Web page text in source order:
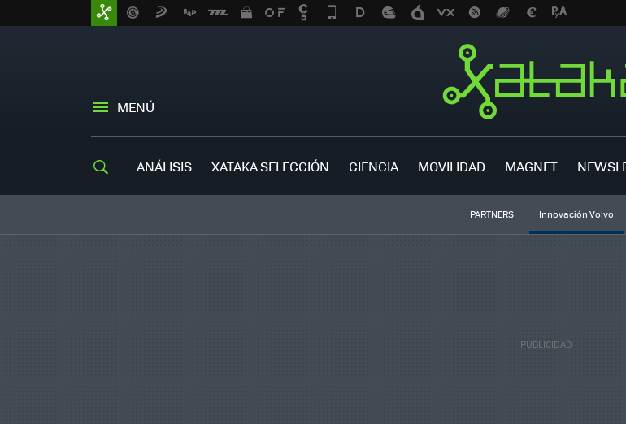
MENÚ
ANÁLISIS XATAKA SELECCIÓN CIENCIA MOVILIDAD MAGNET
PARTNERS Innovación Volvo